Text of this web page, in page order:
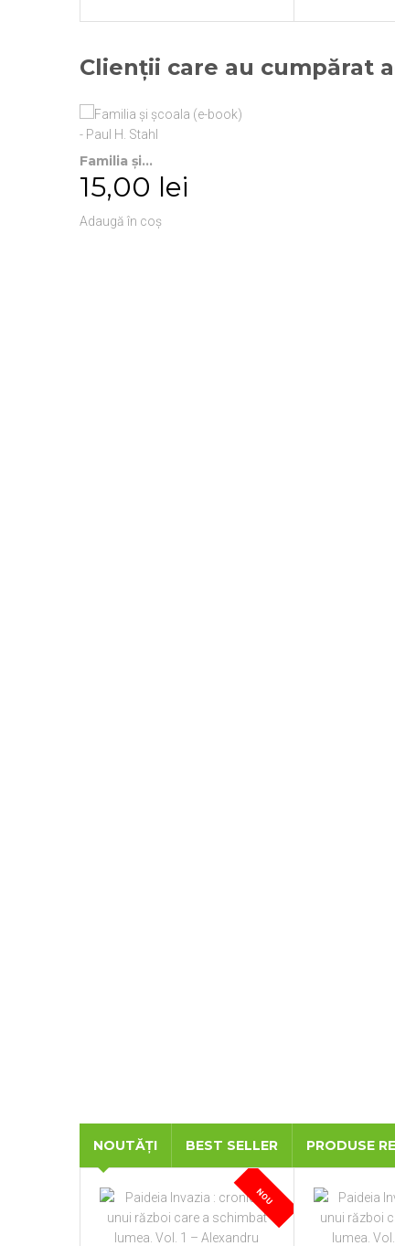
Clienții care au cumpărat
Familia şi...
15,00 lei
Adaugă în coș
NOUTĂȚI BEST SELLER PRODUSE
NOU